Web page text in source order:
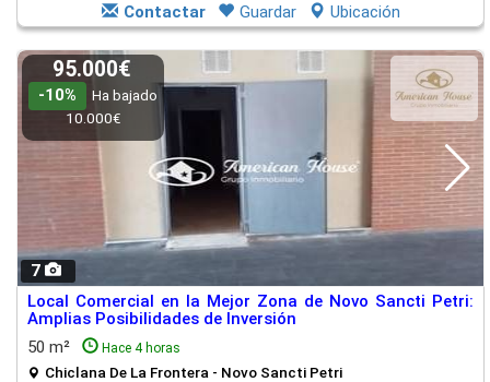
Contactar Guardar Ubicación
7
95.000€
-10%
Ha bajado
10.000€
Local Comercial en la Mejor Zona de Novo Sancti Petri:
Amplias Posibilidades de Inversión
50 m²
Hace 4 horas
Chiclana De La Frontera - Novo Sancti Petri